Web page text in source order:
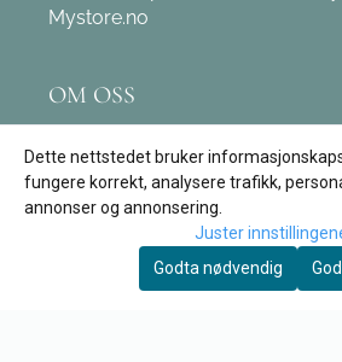
Mystore.no
OM OSS
Leivdalsvegen 171
6774 Nordfjordeid
Org. nr. 890 162 312
Dette nettstedet bruker
fungere korrekt, analysere trafikk,
annonser og annonsering.
Juster
Godta nødvendig